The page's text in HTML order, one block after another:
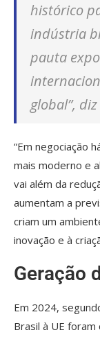
histórico
indústria
pauta
global”, diz
“Em negociação
mais moderno e
vai além da
aumentam a
criam um
inovação e à
Geração
Em 2024,
Brasil à UE